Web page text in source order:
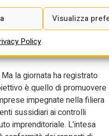
Visualizza
Policy
attivare un lavoro, cioè dai
e si scelgono,
forma di premialità: ti do più
più lavora: è questo il
la giornata ha registrato
è quello di promuovere
impegnate nella filiera
sussidiari ai controlli
imprenditoriale. L’intesa